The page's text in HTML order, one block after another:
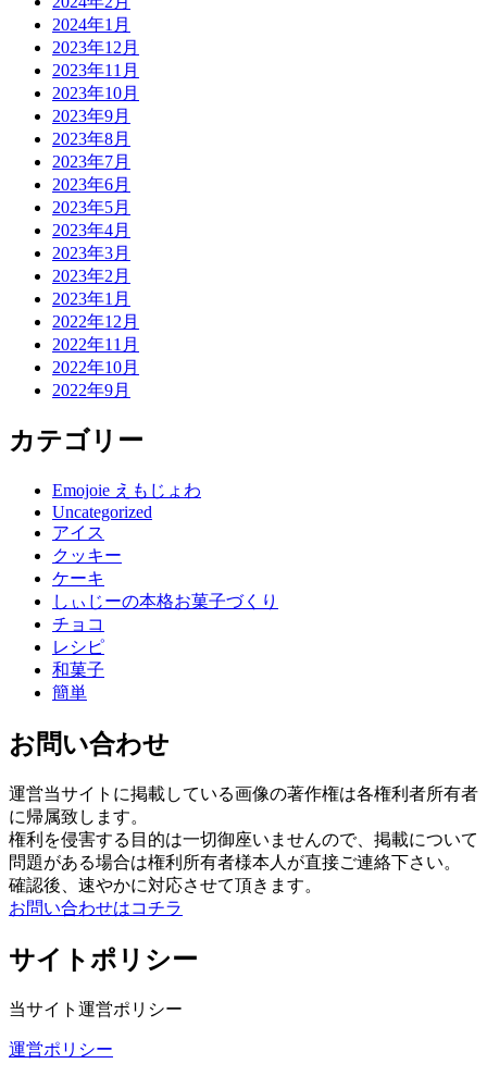
2024年1月
2023年12月
2023年11月
2023年10月
2023年9月
2023年8月
2023年7月
2023年6月
2023年5月
2023年4月
2023年3月
2023年2月
2023年1月
2022年12月
2022年11月
2022年10月
2022年9月
カテゴリー
Emojoie えもじょわ
Uncategorized
アイス
クッキー
ケーキ
しぃじーの本格お菓子づくり
チョコ
レシピ
和菓子
簡単
お問い合わせ
運営当サイトに掲載している画像の著作権は各権利者所有者
に帰属致します。
権利を侵害する目的は一切御座いませんので、掲載について
問題がある場合は権利所有者様本人が直接ご連絡下さい。
確認後、速やかに対応させて頂きます。
お問い合わせはコチラ
サイトポリシー
当サイト運営ポリシー
運営ポリシー